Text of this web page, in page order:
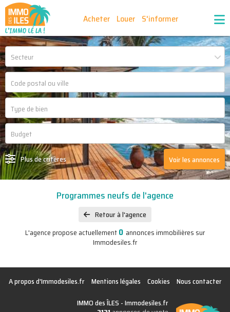
Acheter Louer S'informer
Nos outils Ma sélection d'annonces
Recrutement Partenaires
Secteur
Plus de critères Voir les annonces
Programmes neufs de l'agence
Retour à l'agence
L'agence propose actuellement0 annonces immobilières sur
Immodesiles.fr
A propos d'Immodesiles.fr Mentions légales Cookies
Nous contacter
IMMO des ÎLES -Immodesiles.fr